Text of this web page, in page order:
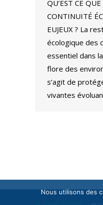
QU’EST CE
CONTINUITÉ
EUJEUX ? La
écologique des
essentiel dans
flore des
s’agit de
vivantes
Nous utilisons des